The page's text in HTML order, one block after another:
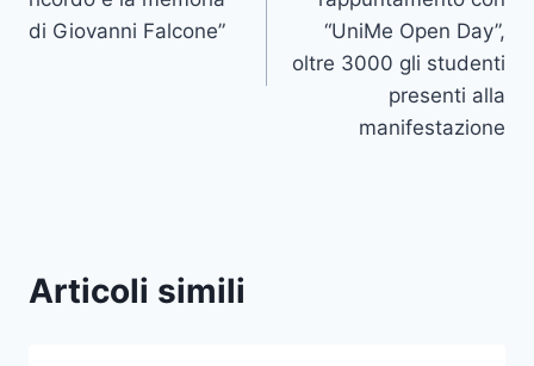
di Giovanni Falcone”
“UniMe Open Day”,
oltre 3000 gli studenti
presenti alla
manifestazione
Articoli simili